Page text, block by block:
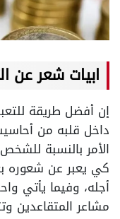
ابيات شعر عن
إن أفضل طريقة
داخل قلبه من
الأمر بالنسبة
كي يعبر عن شعوره
أجله، وفيما يأتي
مشاعر المتقاعدين